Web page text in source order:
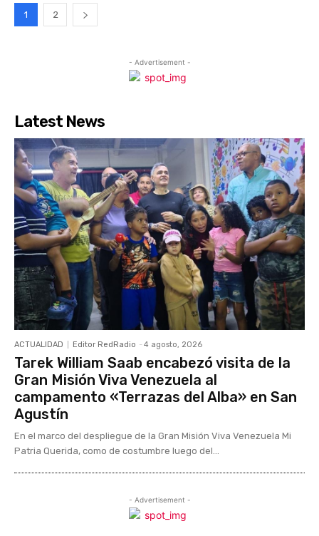
1 2
- Advertisement -
Latest News
ACTUALIDAD Editor RedRadio - 4 agosto, 2026
Tarek William Saab encabezó visita de la
Gran Misión Viva Venezuela al
campamento «Terrazas del Alba» en San
Agustín
En el marco del despliegue de la Gran Misión Viva Venezuela Mi
Patria Querida, como de costumbre luego del...
- Advertisement -